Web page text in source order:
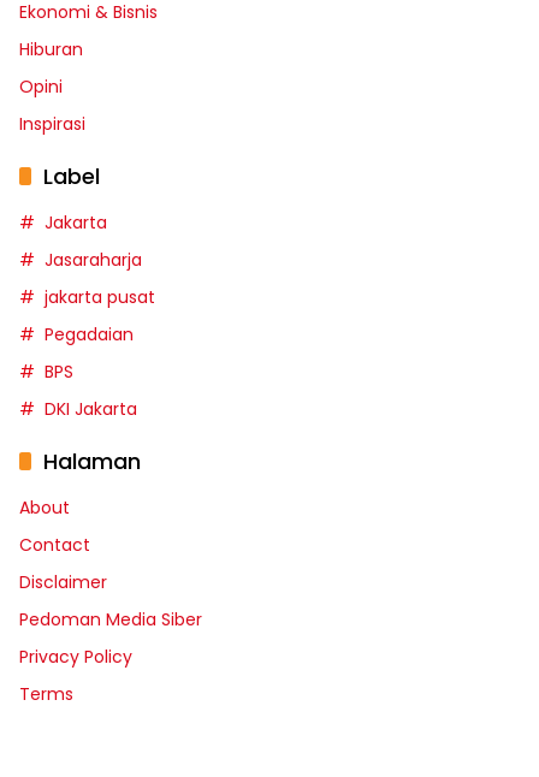
Ekonomi & Bisnis
Hiburan
Opini
Inspirasi
Label
Jakarta
Jasaraharja
jakarta pusat
Pegadaian
BPS
DKI Jakarta
Halaman
About
Contact
Disclaimer
Pedoman Media Siber
Privacy Policy
Terms